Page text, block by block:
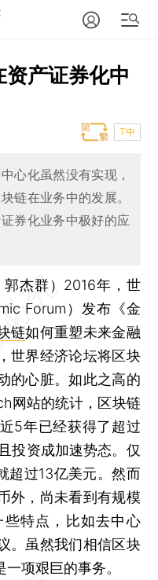
资产证券化中
T中
心化虽然没有实现，
链在业务中的发展。
券化业务中极好的应
杰群） 2016年，世
Forum）发布《金
链如何重塑未来金融
世界经济论坛将区块
的心脏。如此之高的
网站的统计，区块链
5年已经获得了超过
投资成加速势态。仅
超过13亿美元。然而
外，尚未看到有规模
特点，比如去中心
。虽然我们相信区块
项艰巨的事务。